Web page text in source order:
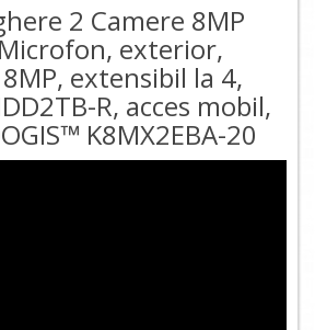
2 Camere 8MP
exterior,
extensibil la 4,
R, acces mobil,
K8MX2EBA-20